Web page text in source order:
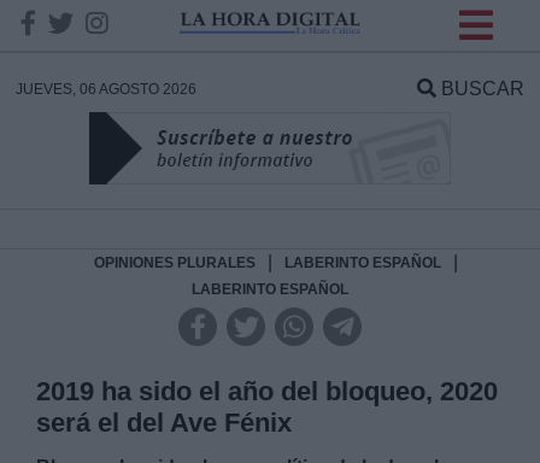
JUEVES, 06 AGOSTO 2026 BUSCAR
OPINIONES PLURALES LABERINTO ESPAÑOL
LABERINTO ESPAÑOL
2019 ha sido el año del bloqueo, 2020
será el del Ave Fénix
DATOS
Responsable: